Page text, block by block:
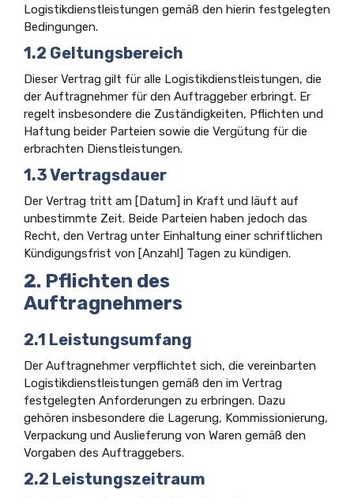
Logistikdienstleistungen gemäß den hierin festgelegten
Bedingungen.
1.2 Geltungsbereich
Dieser Vertrag gilt für alle Logistikdienstleistungen, die
der Auftragnehmer für den Auftraggeber erbringt. Er
regelt insbesondere die Zuständigkeiten, Pflichten und
Haftung beider Parteien sowie die Vergütung für die
erbrachten Dienstleistungen.
1.3 Vertragsdauer
Der Vertrag tritt am [Datum] in Kraft und läuft auf
unbestimmte Zeit. Beide Parteien haben jedoch das
Recht, den Vertrag unter Einhaltung einer schriftlichen
Kündigungsfrist von [Anzahl] Tagen zu kündigen.
2. Pflichten des
Auftragnehmers
2.1 Leistungsumfang
Der Auftragnehmer verpflichtet sich, die vereinbarten
Logistikdienstleistungen gemäß den im Vertrag
festgelegten Anforderungen zu erbringen. Dazu
gehören insbesondere die Lagerung, Kommissionierung,
Verpackung und Auslieferung von Waren gemäß den
Vorgaben des Auftraggebers.
2.2 Leistungszeitraum